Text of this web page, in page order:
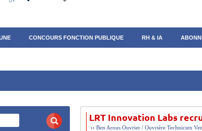
CONCOURS FONCTION PUBLIQUE RH & IA
LRT Innovation Labs
›› Ben Arous Ouvrier / Ouvrière Technicien